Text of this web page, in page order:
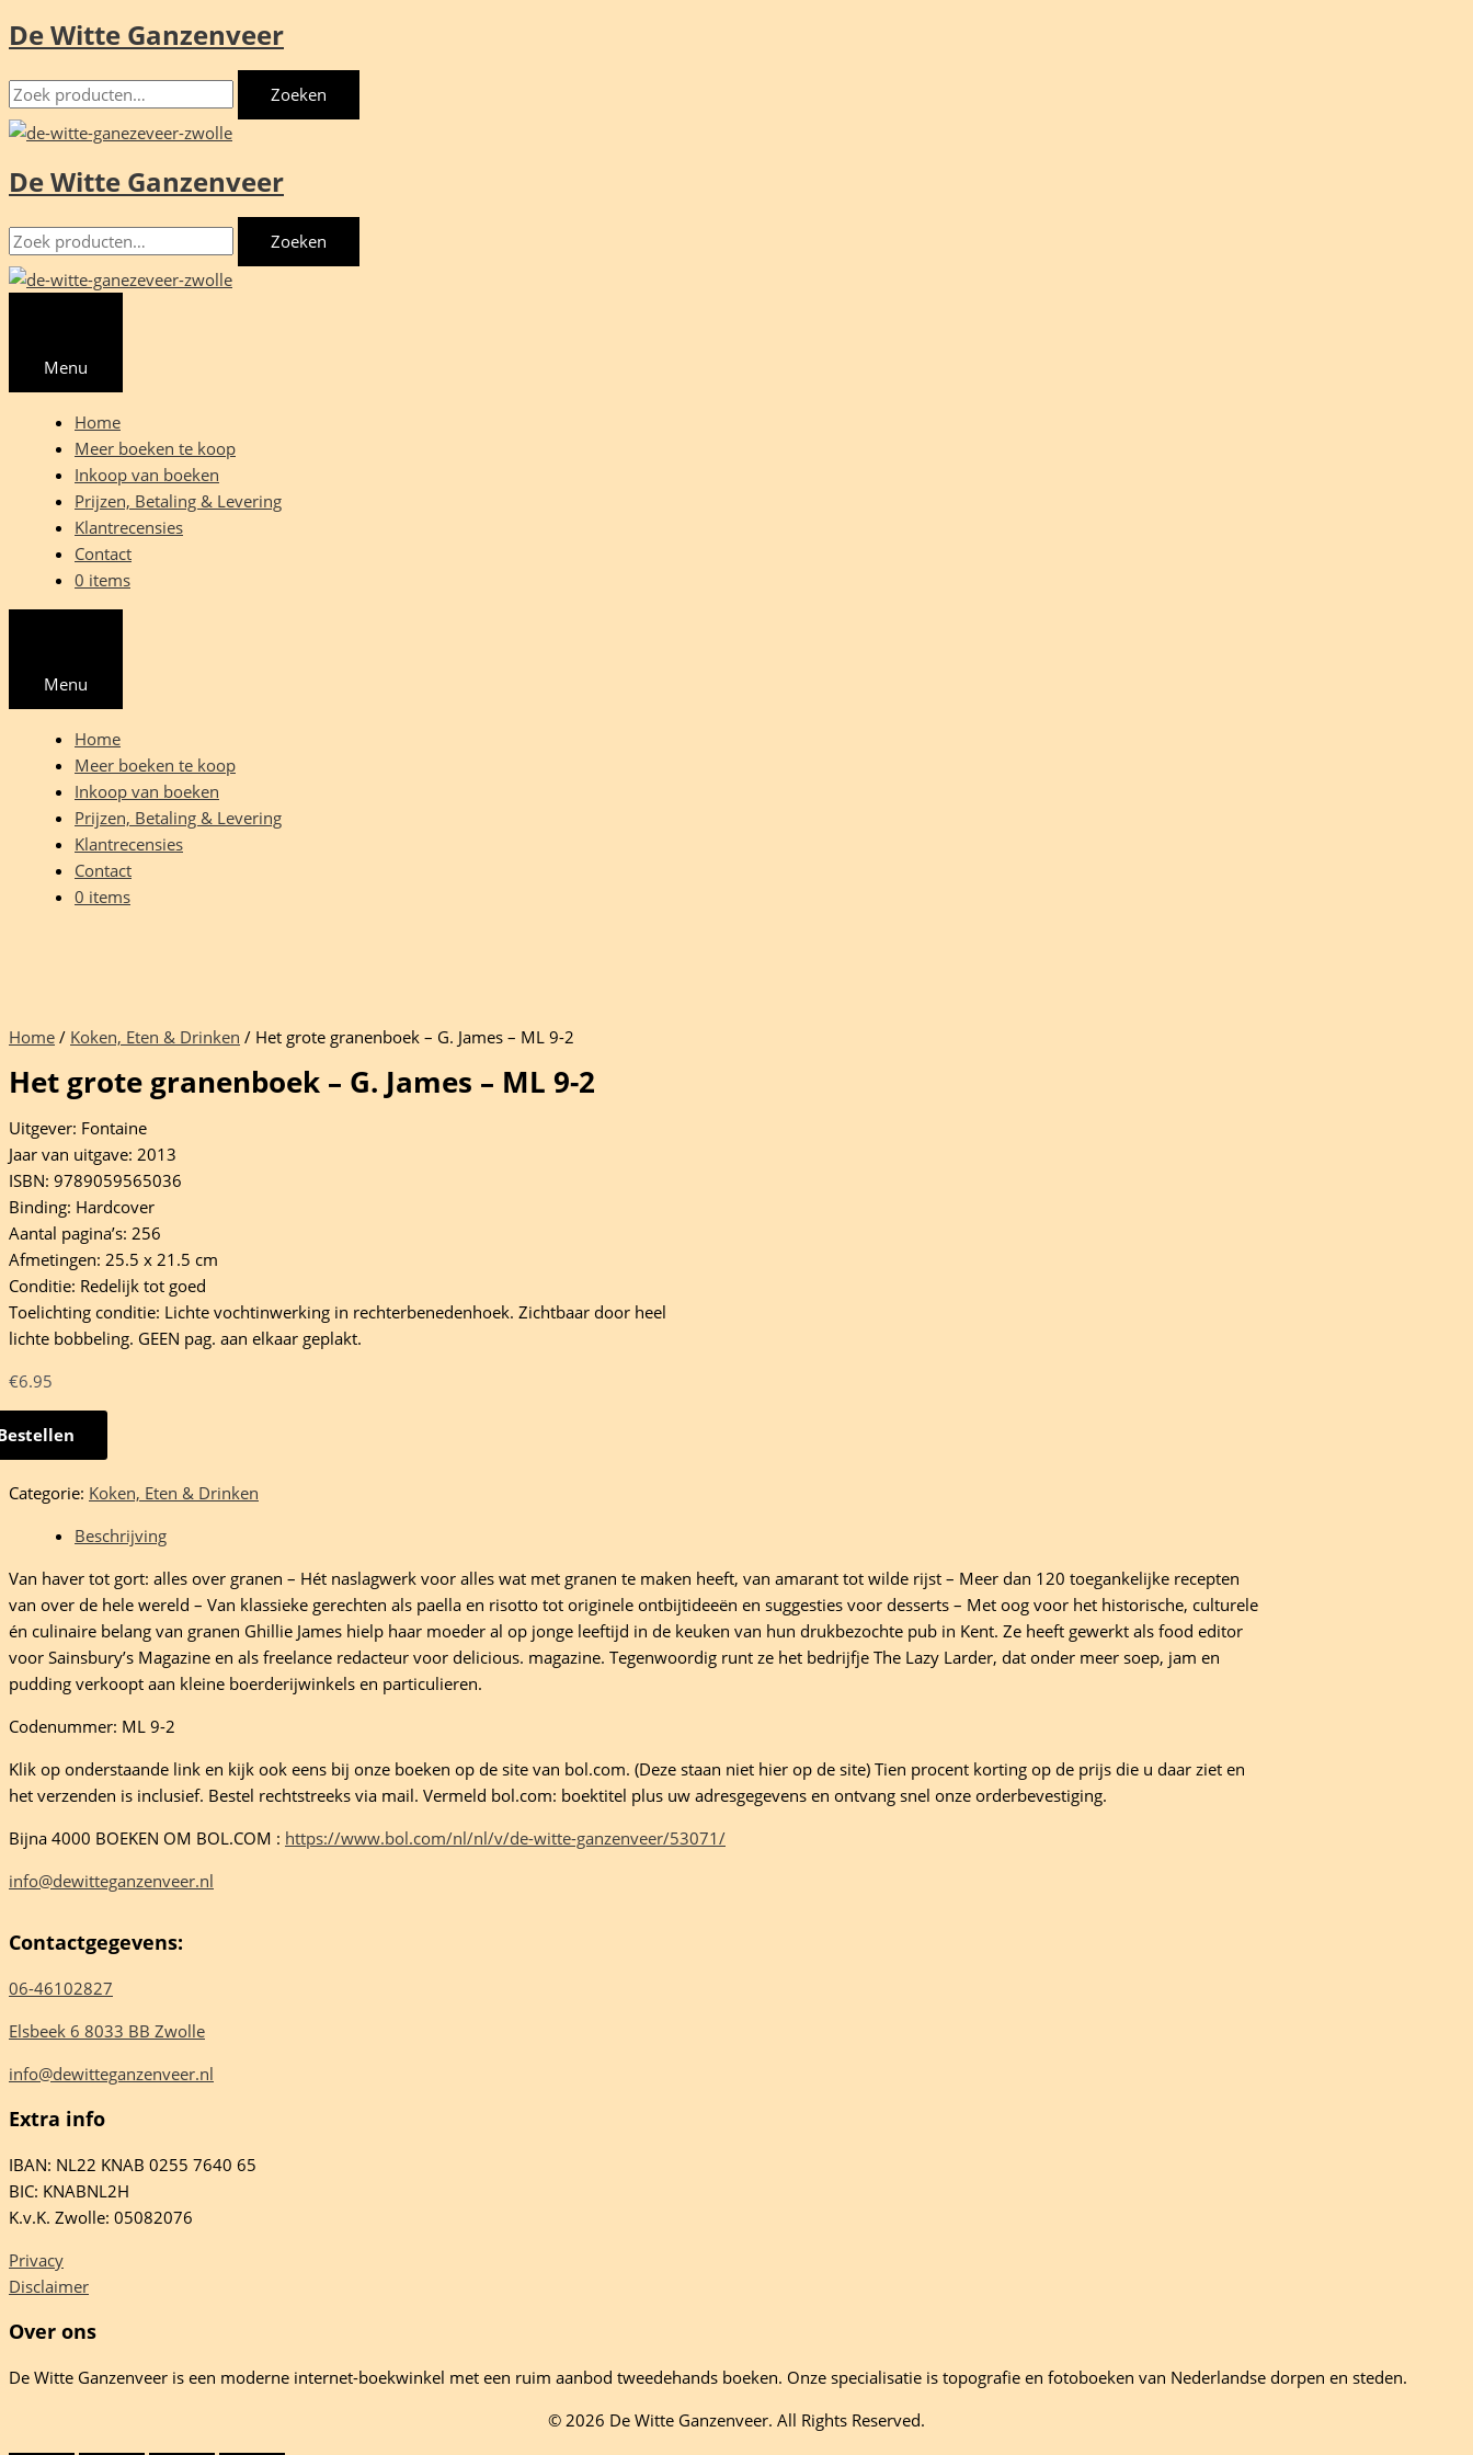
Ga
de
inhoud
De Witte Ganzenveer
Zoeken
naar:
Zoeken
De Witte Ganzenveer
Zoeken
naar:
Zoeken
Menu
Home
Meer boeken te koop
Inkoop van boeken
Prijzen, Betaling & Levering
Klantrecensies
Contact
0 items
Menu
Home
Meer boeken te koop
Inkoop van boeken
Prijzen, Betaling & Levering
Klantrecensies
Contact
0 items
Home / Koken, Eten & Drinken / Het grote granenboek – G. James – ML 9-2
Het grote granenboek – G. James – ML 9-2
Uitgever: Fontaine
Jaar van uitgave: 2013
ISBN: 9789059565036
Binding: Hardcover
Aantal pagina’s: 256
Afmetingen: 25.5 x 21.5 cm
Conditie: Redelijk tot goed
Toelichting conditie: Lichte vochtinwerking in rechterbenedenhoek. Zichtbaar door heel
lichte bobbeling. GEEN pag. aan elkaar geplakt.
€6.95
Categorie: Koken, Eten & Drinken
Beschrijving
Van haver tot gort: alles over granen – Hét naslagwerk voor alles wat met granen te maken heeft, van amarant tot wilde rijst – Meer dan 120 toegankelijke recepten
van over de hele wereld – Van klassieke gerechten als paella en risotto tot originele ontbijtideeën en suggesties voor desserts – Met oog voor het historische, culturele
én culinaire belang van granen Ghillie James hielp haar moeder al op jonge leeftijd in de keuken van hun drukbezochte pub in Kent. Ze heeft gewerkt als food editor
voor Sainsbury’s Magazine en als freelance redacteur voor delicious. magazine. Tegenwoordig runt ze het bedrijfje The Lazy Larder, dat onder meer soep, jam en
pudding verkoopt aan kleine boerderijwinkels en particulieren.
Codenummer: ML 9-2
Klik op onderstaande link en kijk ook eens bij onze boeken op de site van bol.com. (Deze staan niet hier op de site) Tien procent korting op de prijs die u daar ziet en
het verzenden is inclusief. Bestel rechtstreeks via mail. Vermeld bol.com: boektitel plus uw adresgegevens en ontvang snel onze orderbevestiging.
Bijna 4000 BOEKEN OM BOL.COM : https://www.bol.com/nl/nl/v/de-witte-ganzenveer/53071/
info@dewitteganzenveer.nl
Contactgegevens:
06-46102827
Elsbeek 6 8033 BB Zwolle
info@dewitteganzenveer.nl
Extra info
IBAN: NL22 KNAB 0255 7640 65
BIC: KNABNL2H
K.v.K. Zwolle: 05082076
Privacy
Disclaimer
Over ons
De Witte Ganzenveer is een moderne internet-boekwinkel met een ruim aanbod tweedehands boeken. Onze specialisatie is topografie en fotoboeken van Nederlandse dorpen en steden.
© 2026 De Witte Ganzenveer. All Rights Reserved.